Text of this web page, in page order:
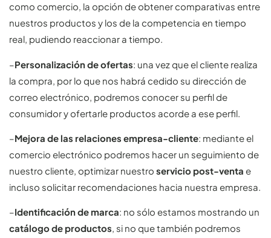
como comercio, la opción de obtener comparativas entre
nuestros productos y los de la competencia en tiempo
real, pudiendo reaccionar a tiempo.
–Personalización de ofertas: una vez que el cliente realiza
la compra, por lo que nos habrá cedido su dirección de
correo electrónico, podremos conocer su perfil de
consumidor y ofertarle productos acorde a ese perfil.
–Mejora de las relaciones empresa-cliente: mediante el
comercio electrónico podremos hacer un seguimiento de
nuestro cliente, optimizar nuestro servicio post-venta e
incluso solicitar recomendaciones hacia nuestra empresa.
–Identificación de marca: no sólo estamos mostrando un
catálogo de productos, si no que también podremos